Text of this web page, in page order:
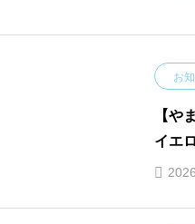
お
【や
イエ
加し